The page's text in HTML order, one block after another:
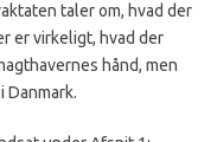
taler om, hvad der
er virkeligt, hvad der
hånd, men